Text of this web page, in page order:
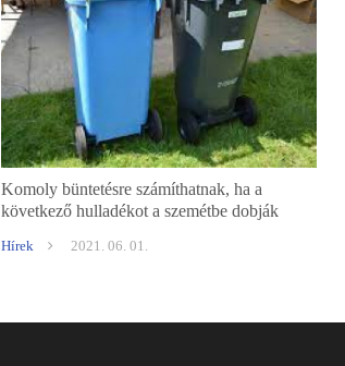
Komoly büntetésre számíthatnak, ha a
következő hulladékot a szemétbe dobják
Hírek 2021. 06. 01.